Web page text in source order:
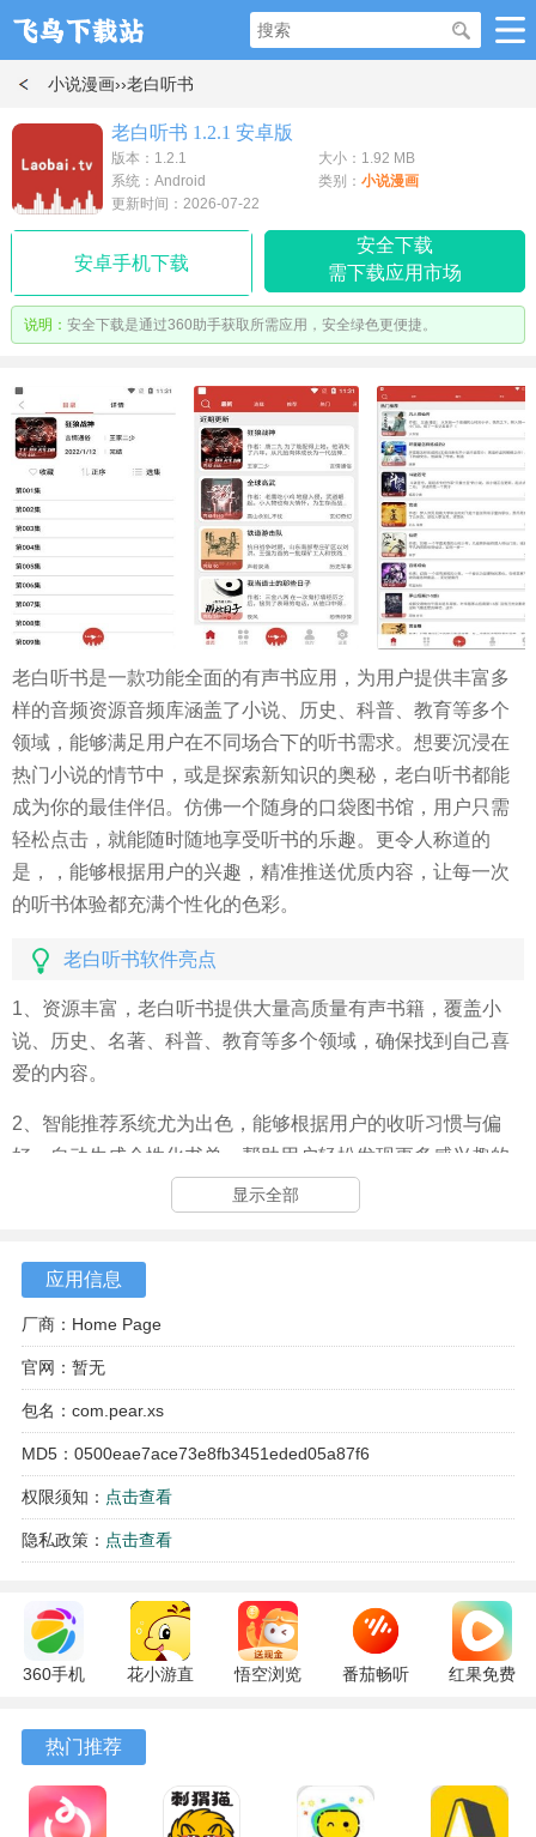
小说漫画››老白听书
老白听书 1.2.1 安卓版
版本：1.2.1
大小：1.92 MB
系统：Android
类别： 小说漫画
更新时间：2026-07-22
安卓手机下载
安全下载
需下载应用市场
说明： 安全下载是通过360助手获取所需应用，安全绿色更便捷。
老白听书是一款功能全面的有声书应用，为用户提供丰富多
样的音频资源音频库涵盖了小说、历史、科普、教育等多个
领域，能够满足用户在不同场合下的听书需求。想要沉浸在
热门小说的情节中，或是探索新知识的奥秘，老白听书都能
成为你的最佳伴侣。仿佛一个随身的口袋图书馆，用户只需
轻松点击，就能随时随地享受听书的乐趣。更令人称道的
是，，能够根据用户的兴趣，精准推送优质内容，让每一次
的听书体验都充满个性化的色彩。
老白听书软件亮点
1、资源丰富，老白听书提供大量高质量有声书籍，覆盖小
说、历史、名著、科普、教育等多个领域，确保找到自己喜
爱的内容。
2、智能推荐系统尤为出色，能够根据用户的收听习惯与偏
好，自动生成个性化书单，帮助用户轻松发现更多感兴趣的
类，用户在查找资源时更加高效，省时省力。
4、随时畅听，老白听书支持离线缓存功能，用户即使在无网
络环境下，也能轻松收听自己喜爱的书籍，随时随地享受听
书乐趣。
显示全部
应用信息
厂商：Home Page
官网：暂无
包名：com.pear.xs
MD5：0500eae7ace73e8fb3451eded05a87f6
权限须知： 点击查看
隐私政策： 点击查看
360手机
10.13.27
最新版
花小游直
17.9.56
悟空浏览
番茄畅听
红果免费
热门推荐